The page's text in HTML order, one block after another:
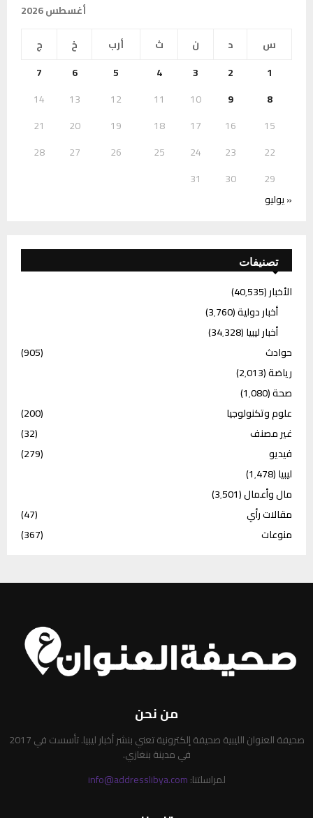
أغسطس 2026
س
د ن ث أرب خ
ج
1
2
3
4
5
6
7
8
9
10
11
12
13
14
15
16
17
18
19
20
21
22
23
24
25
26
27
28
29
30
31
« يوليو
تصنيفات
الأخبار(40٬535)
أخبار دولية(3٬760)
أخبار ليبيا(34٬328)
حوادث
(905)
رياضة(2٬013)
صحة(1٬080)
علوم وتكنولوجيا
(200)
غير مصنف
(32)
فيديو
(279)
ليبيا(1٬478)
مال وأعمال(3٬501)
مقالات رأي
(47)
منوعات
(367)
من نحن
صحيفة العنوان الليبية صحيفة إلكترونية تعني بنشر أخبار ليبيا. تأسست في 2017
في مدينة بنغازي.
لمراسلتنا:info@addresslibya.com